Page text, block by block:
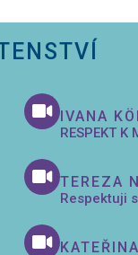
IVANA
RESPEKT
TEREZA
Respektuji